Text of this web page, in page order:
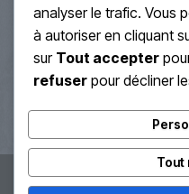
Jeudi
Vendredi
Samedi
analyser le trafic. Vous
à autoriser en cliquant
sur Tout accepter
refuser pour décliner
Tout